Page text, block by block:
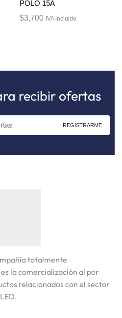
POLO 15A
$3,700 IVA incluido
recibir ofertas
totalmente
la comercialización al por
relacionados con el sector